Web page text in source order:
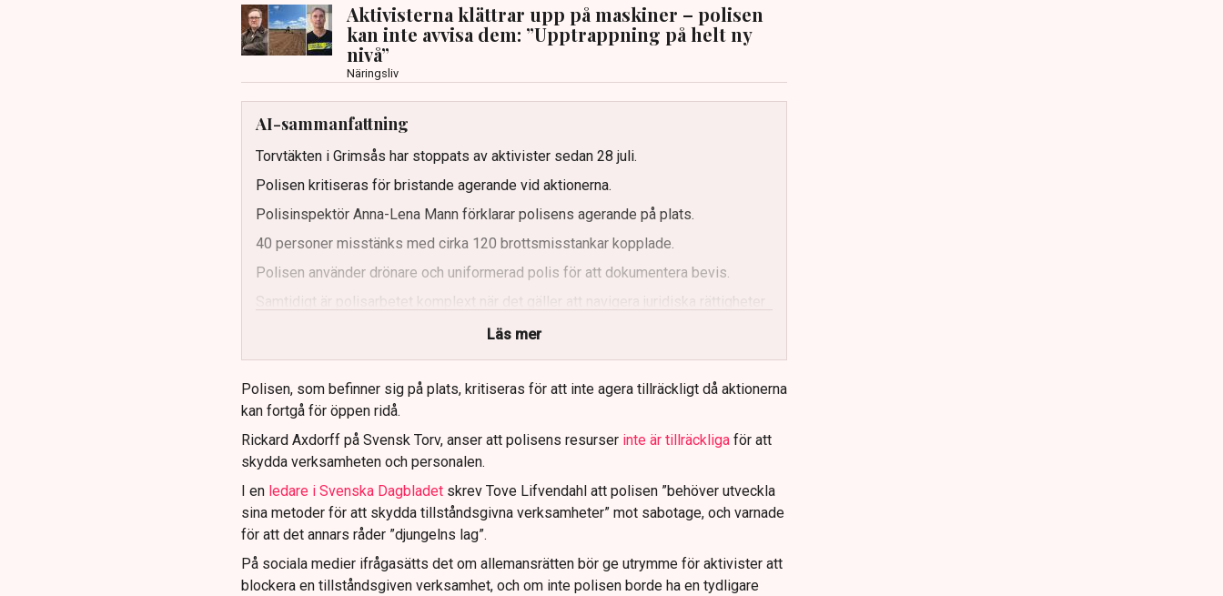
Aktivisterna klättrar upp på maskiner – polisen
kan inte avvisa dem: ”Upptrappning på helt ny
nivå”
Näringsliv
AI-sammanfattning
Torvtäkten i Grimsås har stoppats av aktivister sedan 28 juli.
Polisen kritiseras för bristande agerande vid aktionerna.
Polisinspektör Anna-Lena Mann förklarar polisens agerande på plats.
40 personer misstänks med cirka 120 brottsmisstankar kopplade.
Polisen använder drönare och uniformerad polis för att dokumentera bevis.
Samtidigt är polisarbetet komplext när det gäller att navigera juridiska rättigheter
Läs mer
Polisen, som befinner sig på plats, kritiseras för att inte agera tillräckligt då aktionerna
kan fortgå för öppen ridå.
Rickard Axdorff på Svensk Torv, anser att polisens resurser inte är tillräckliga för att
skydda verksamheten och personalen.
I en ledare i Svenska Dagbladet skrev Tove Lifvendahl att polisen ”behöver utveckla
sina metoder för att skydda tillståndsgivna verksamheter” mot sabotage, och varnade
för att det annars råder ”djungelns lag”.
På sociala medier ifrågasätts det om allemansrätten bör ge utrymme för aktivister att
blockera en tillståndsgiven verksamhet, och om inte polisen borde ha en tydligare